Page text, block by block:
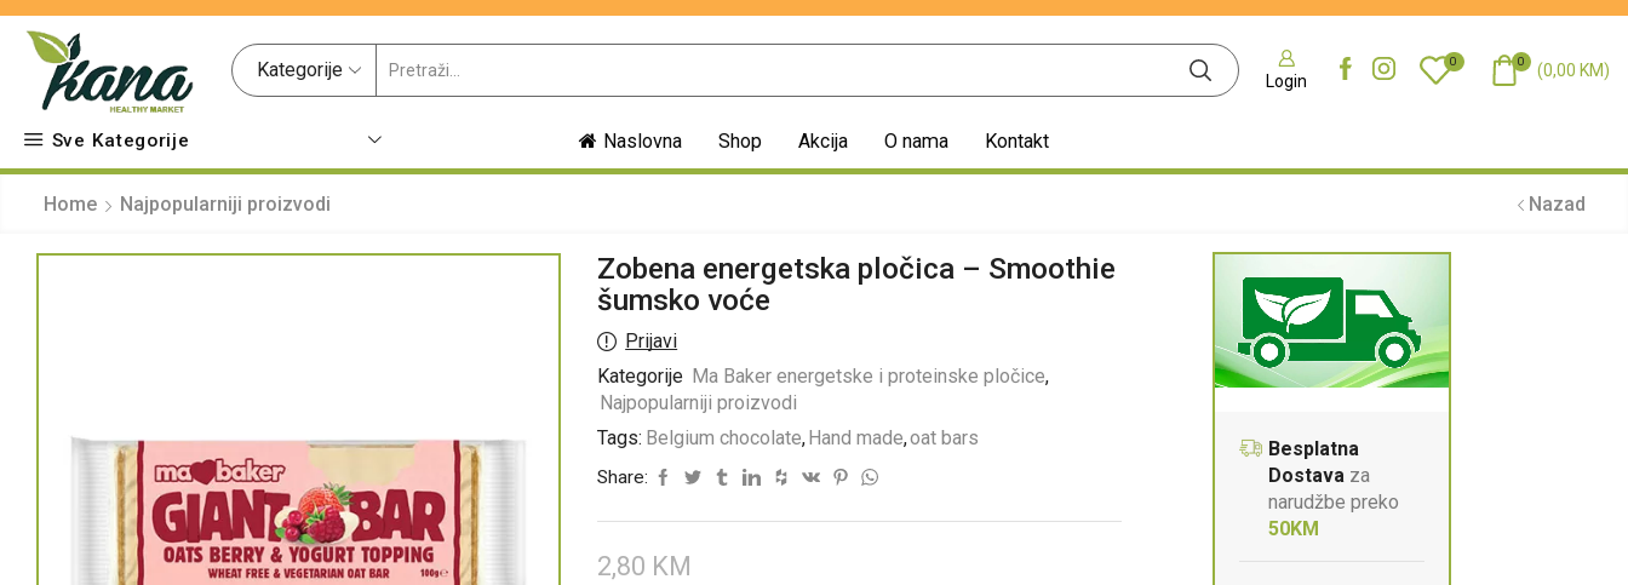
Kategorije Login
0 0 (0,00 KM)
Sve Kategorije Naslovna Shop Akcija O nama Kontakt
Home Najpopularniji proizvodi Nazad
Zobena energetska pločica – Smoothie
šumsko voće
Prijavi
Kategorije Ma Baker energetske i proteinske pločice,
Najpopularniji proizvodi
Tags: Belgium chocolate,Hand made,oat bars
Share:
2,80 KM
Besplatna
Dostavaza
narudžbe preko
50KM